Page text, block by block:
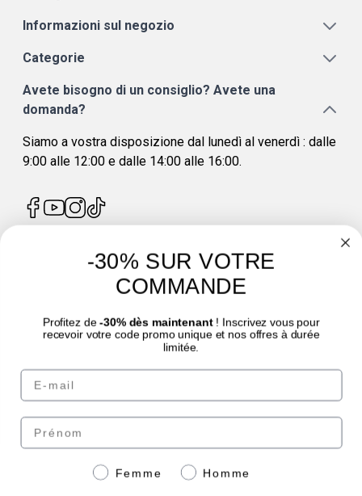
Informazioni sul negozio
Categorie
Avete bisogno di un consiglio? Avete una
domanda?
Siamo a vostra disposizione dal lunedì al venerdì : dalle
9:00 alle 12:00 e dalle 14:00 alle 16:00.
4.7/5
© Laboratoire des GRANIONS 2026 | Pagamento sicuro | *Norma AFNOR NF EN
17444. Vedi scheda prodotto.
Paga in modo sicuro con
-30% SUR VOTRE
COMMANDE
Profitez de -30% dès maintenant! Inscrivez vous pour
recevoir votre code promo unique et nos offres à durée
limitée.
Email
Prénom
GenreFemme Homme